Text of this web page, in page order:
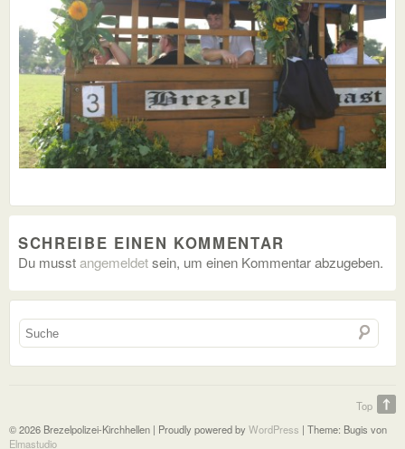
SCHREIBE EINEN KOMMENTAR
Du musstangemeldetsein, um einen Kommentar abzugeben.
© 2026 Brezelpolizei-Kirchhellen | Proudly powered by WordPress | Theme: Bugis von
Elmastudio
Top